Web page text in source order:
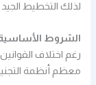
لذلك التخطيط
الشروط
رغم اختلاف
معظم أنظمة